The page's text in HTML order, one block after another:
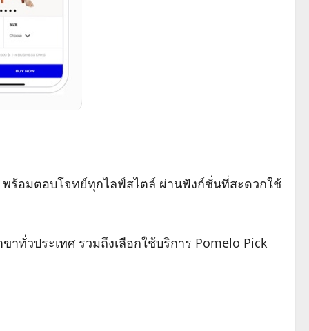
ร้อมตอบโจทย์ทุกไลฟ์สไตล์ ผ่านฟังก์ชั่นที่สะดวกใช้
ทั่วประเทศ รวมถึงเลือกใช้บริการ Pomelo Pick